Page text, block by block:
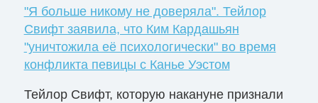
"Я больше никому не доверяла". Тейлор
Свифт заявила, что Ким Кардашьян
"уничтожила её психологически" во время
конфликта певицы с Канье Уэстом
Тейлор Свифт, которую накануне признали